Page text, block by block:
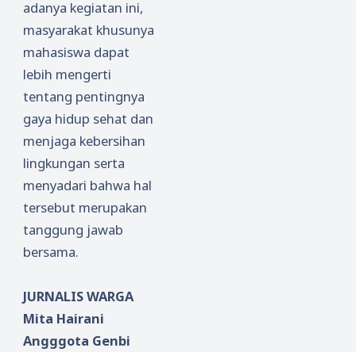
adanya kegiatan ini,
masyarakat khusunya
mahasiswa dapat
lebih mengerti
tentang pentingnya
gaya hidup sehat dan
menjaga kebersihan
lingkungan serta
menyadari bahwa hal
tersebut merupakan
tanggung jawab
bersama.
JURNALIS WARGA
Mita Hairani
Angggota Genbi